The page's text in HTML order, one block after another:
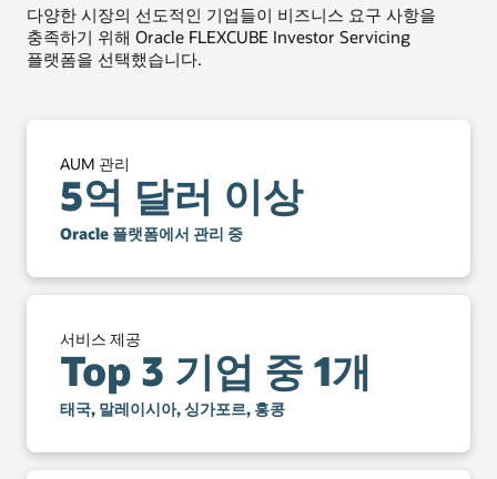
포트폴리오 처리
투자 선호도 및 포트폴리오 리밸런싱을 처리할 수
있습니다.
스마트 디지털 어시스턴트로 백오피스 효율성을
혁신합니다.
API를 사용할 수 있습니다.
다양한 시장의 선도적인 기업들이 비즈니스 요구 사항을
충족하기 위해 Oracle FLEXCUBE Investor Servicing
플랫폼을 선택했습니다.
AUM 관리
5억 달러 이상
Oracle 플랫폼에서 관리 중
서비스 제공
Top 3 기업 중 1개
태국, 말레이시아, 싱가포르, 홍콩